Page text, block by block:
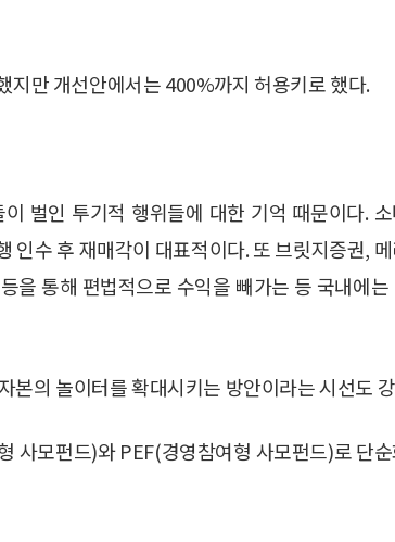
지만 개선안에서는 400%까지 허용키로 했다.
벌인 투기적 행위들에 대한 기억 때문이다. 소
인수 후 재매각이 대표적이다. 또 브릿지증권,
을 통해 편법적으로 수익을 빼가는 등 국내에는
본의 놀이터를 확대시키는 방안이라는 시선도
사모펀드)와 PEF(경영참여형 사모펀드)로 단